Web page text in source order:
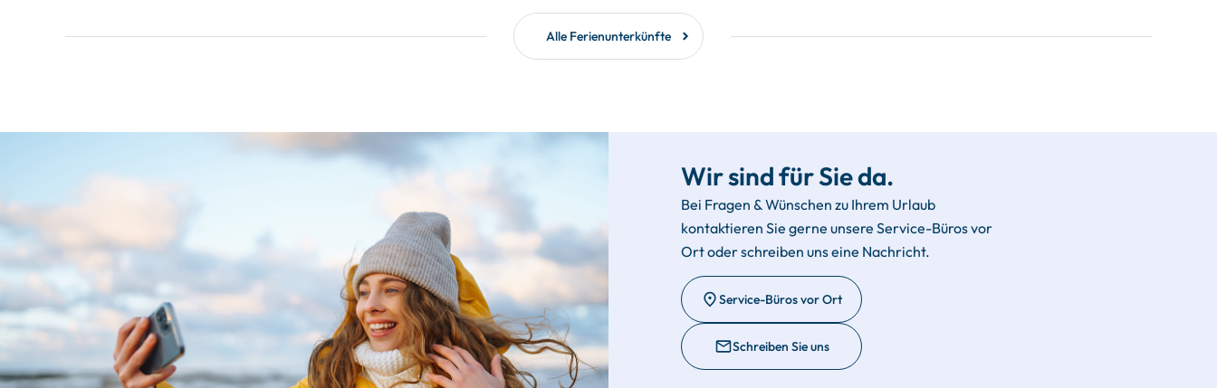
Alle Ferienunterkünfte
Wir sind für Sie da.
Bei Fragen & Wünschen zu Ihrem Urlaub
kontaktieren Sie gerne unsere Service-Büros vor
Ort oder schreiben uns eine Nachricht.
Service-Büros vor Ort
Schreiben Sie uns